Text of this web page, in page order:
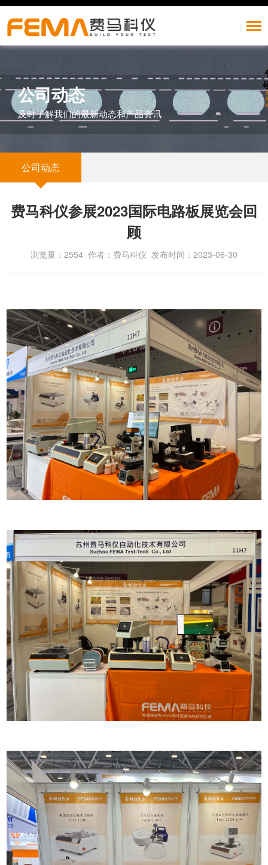
公司动态
及时了解我们的最新动态和产品资讯
公司动态
费马科仪参展2023国际电路板展览会回
顾
浏览量：2554 作者：费马科仪 发布时间：2023-06-30